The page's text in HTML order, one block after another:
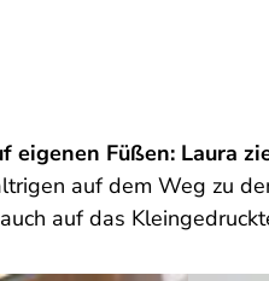
eigenen Füßen: Laura
auf dem Weg zu
auf das